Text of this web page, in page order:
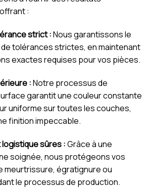
:
strict :Nous garantissons le
tolérances strictes, en maintenant
exactes requises pour vos pièces.
:Notre processus de
garantit une couleur constante
uniforme sur toutes les couches,
finition impeccable.
sûres :Grâce à une
soignée, nous protégeons vos
meurtrissure, égratignure ou
le processus de production.